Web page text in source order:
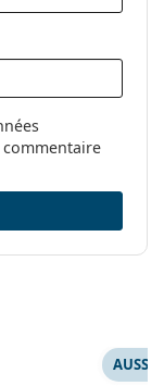
AUSSI